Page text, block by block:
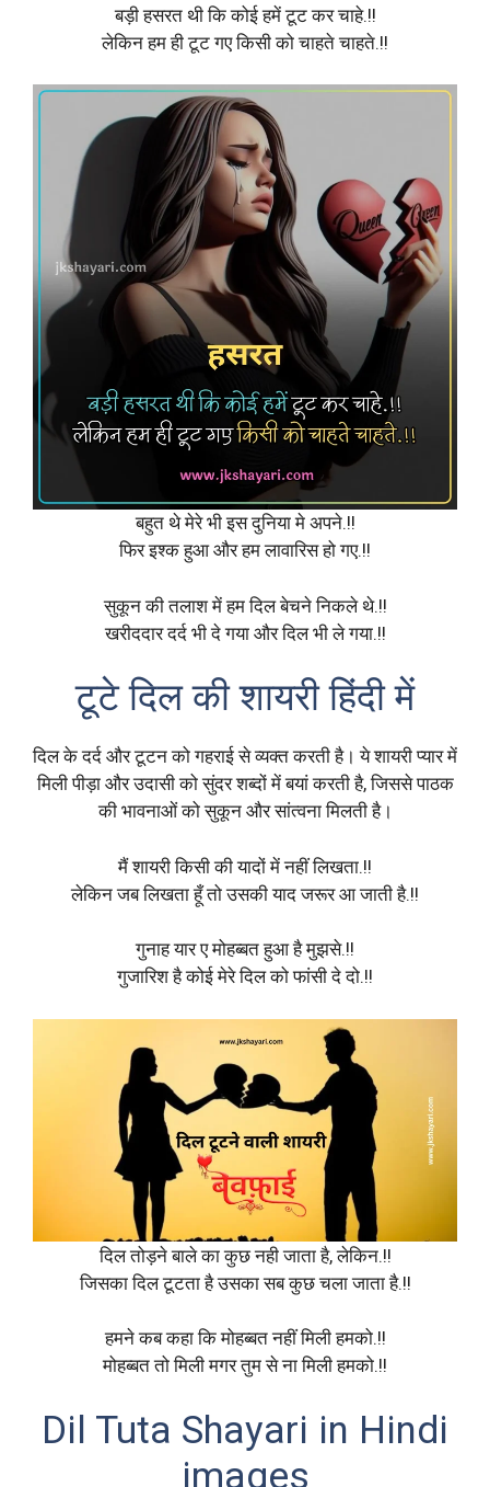
बड़ी हसरत थी कि कोई हमें टूट कर चाहे.!!
लेकिन हम ही टूट गए किसी को चाहते चाहते.!!
बहुत थे मेरे भी इस दुनिया मे अपने.!!
फिर इश्क हुआ और हम लावारिस हो गए.!!
सुकून की तलाश में हम दिल बेचने निकले थे.!!
खरीददार दर्द भी दे गया और दिल भी ले गया.!!
टूटे दिल की शायरी हिंदी में
दिल के दर्द और टूटन को गहराई से व्यक्त करती है। ये शायरी प्यार में
मिली पीड़ा और उदासी को सुंदर शब्दों में बयां करती है, जिससे पाठक
की भावनाओं को सुकून और सांत्वना मिलती है।
मैं शायरी किसी की यादों में नहीं लिखता.!!
लेकिन जब लिखता हूँ तो उसकी याद जरूर आ जाती है.!!
गुनाह यार ए मोहब्बत हुआ है मुझसे.!!
गुजारिश है कोई मेरे दिल को फांसी दे दो.!!
दिल तोड़ने बाले का कुछ नही जाता है, लेकिन.!!
जिसका दिल टूटता है उसका सब कुछ चला जाता है.!!
हमने कब कहा कि मोहब्बत नहीं मिली हमको.!!
मोहब्बत तो मिली मगर तुम से ना मिली हमको.!!
Dil Tuta Shayari in Hindi
images